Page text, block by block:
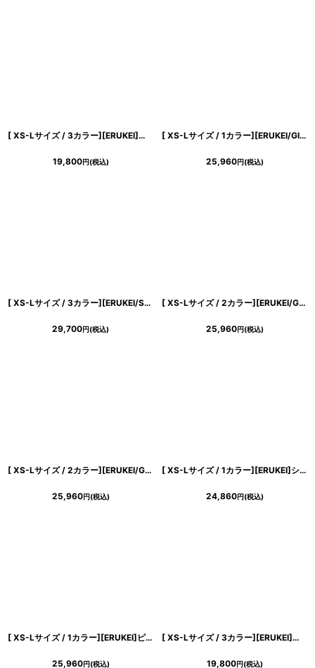
[ XS-Lサイズ / 3カラー][ERUKEI]フリルスリーブ・Vネック・フラワーコサージュ・ボタン・裾プリーツ・Aライン・ミニドレス・ワンピース[送料無料]
19,800円(税込)
[ XS-Lサイズ / 1カラー][ERUKEI/GINZA COUTURE]フリンジジャガード・ドット・ノースリーブ・Aライン・フレア・ミニドレス・ワンピース[送料無料]
25,960円(税込)
[ XS-Lサイズ / 3カラー][ERUKEI/SETTAN]ラインストーン・フロントジップ・ポケット・Aライン・フレア・ミニドレス・ワンピース[送料無料]
29,700円(税込)
[ XS-Lサイズ / 2カラー][ERUKEI/GINZA COUTURE]総レース・ビジューボタン・フェイクポケット・インナーキャミソール付き・タイト・ノースリーブ・ミニドレス・ワンピース[送料無料]
25,960円(税込)
[ XS-Lサイズ / 2カラー][ERUKEI/GINZA COUTURE]半袖・Aライン・ビジューボタン・シンプル・ミニドレス・ワンピース[送料無料]
25,960円(税込)
[ XS-Lサイズ / 1カラー][ERUKEI]シンプル・アシンメトリー・変形・フリル・ノースリーブ・タイト・ミニドレス・ワンピース[送料無料]
24,860円(税込)
[ XS-Lサイズ / 1カラー][ERUKEI]ピンク・フレア・Aライン・ノースリーブ・ミニドレス・ワンピース[山崎みどり着用][送料無料] mypk
25,960円(税込)
[ XS-Lサイズ / 3カラー][ERUKEI]半袖・シンプル・Ａライン・リボン・ミニドレス・ワンピース[送料無料]
19,800円(税込)